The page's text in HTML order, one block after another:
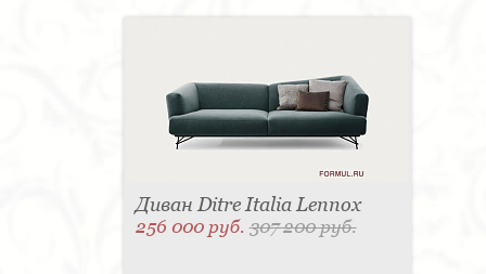
Диван Ditre Italia Lennox
256 000 руб.307 200 руб.